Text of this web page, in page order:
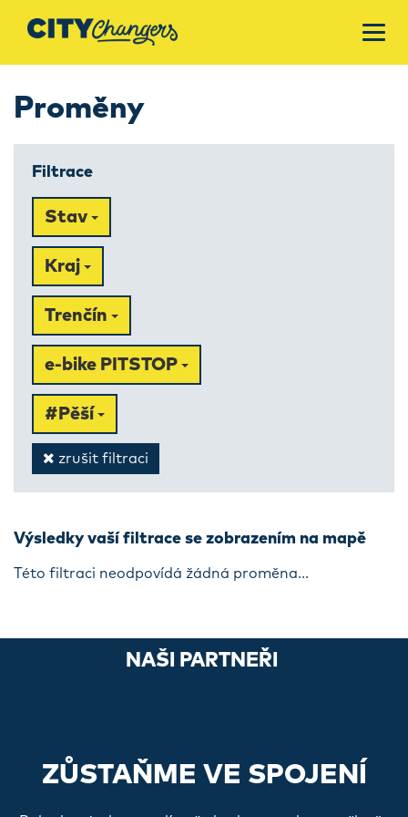
Proměny
Filtrace
Stav
Kraj
Trenčín
e-bike PITSTOP
#Pěší
zrušit filtraci
Výsledky vaší filtrace se zobrazením na mapě
Této filtraci neodpovídá žádná proměna...
NAŠI PARTNEŘI
ZŮSTAŇME VE SPOJENÍ